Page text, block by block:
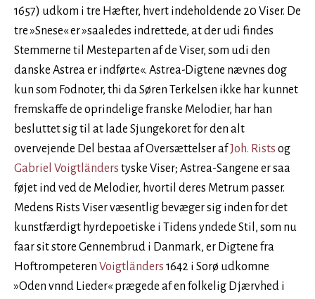
1657) udkom i tre Hæfter, hvert indeholdende 20 Viser. De
tre »Snese« er »saaledes indrettede, at der udi findes
Stemmerne til Mesteparten af de Viser, som udi den
danske Astrea er indførte«. Astrea-Digtene nævnes dog
kun som Fodnoter, thi da Søren Terkelsen ikke har kunnet
fremskaffe de oprindelige franske Melodier, har han
besluttet sig til at lade Sjungekoret for den alt
overvejende Del bestaa af Oversættelser afJoh. Rists og
Gabriel Voigtländers tyske Viser; Astrea-Sangene er saa
føjet ind ved de Melodier, hvortil deres Metrum passer.
Medens Rists Viser væsentlig bevæger sig inden for det
kunstfærdigt hyrdepoetiske i Tidens yndede Stil, som nu
faar sit store Gennembrud i Danmark, er Digtene fra
Hoftrompeteren Voigtländers 1642 i Sorø udkomne
»Oden vnnd Lieder« prægede af en folkelig Djærvhed i